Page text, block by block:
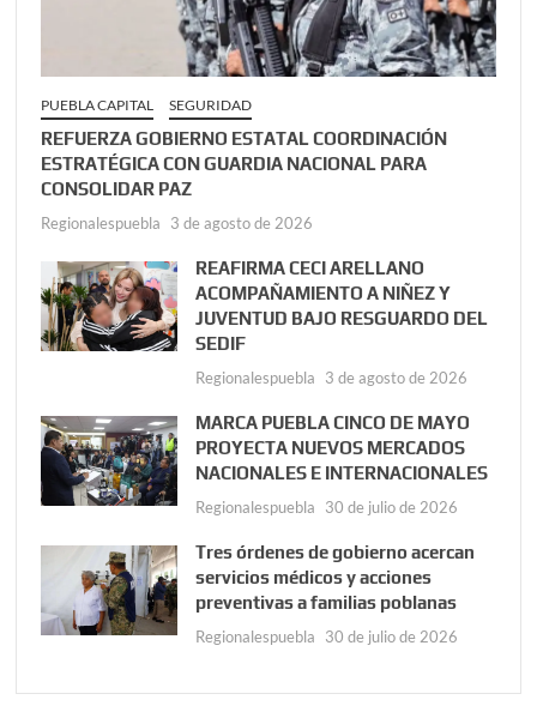
PUEBLA CAPITAL SEGURIDAD
REFUERZA GOBIERNO ESTATAL COORDINACIÓN
ESTRATÉGICA CON GUARDIA NACIONAL PARA
CONSOLIDAR PAZ
Regionalespuebla 3 de agosto de 2026
REAFIRMA CECI ARELLANO
ACOMPAÑAMIENTO A NIÑEZ Y
JUVENTUD BAJO RESGUARDO DEL
SEDIF
Regionalespuebla 3 de agosto de 2026
MARCA PUEBLA CINCO DE MAYO
PROYECTA NUEVOS MERCADOS
NACIONALES E INTERNACIONALES
Regionalespuebla 30 de julio de 2026
Tres órdenes de gobierno acercan
servicios médicos y acciones
preventivas a familias poblanas
Regionalespuebla 30 de julio de 2026